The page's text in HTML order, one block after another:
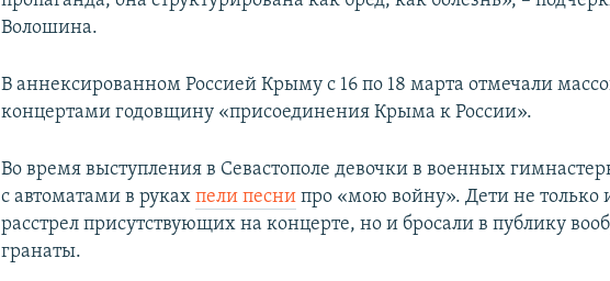
Волошина.
В аннексированном Россией Крыму с 16 по 18 марта отмечали
концертами годовщину «присоединения Крыма к России».
Во время выступления в Севастополе девочки в военных
с автоматами в рукахпели песни про «мою войну». Дети не только
расстрел присутствующих на концерте, но и бросали в публику
гранаты.